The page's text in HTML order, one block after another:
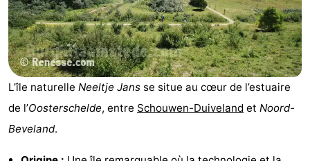
Duinhof
Klein
Dishoek
-
Martina
-
Noordzee
Campings
L’île naturelle Neeltje Jans se situe au cœur de l’estuaire
de l’Oosterschelde, entre Schouwen-Duiveland et Noord-
Beveland.